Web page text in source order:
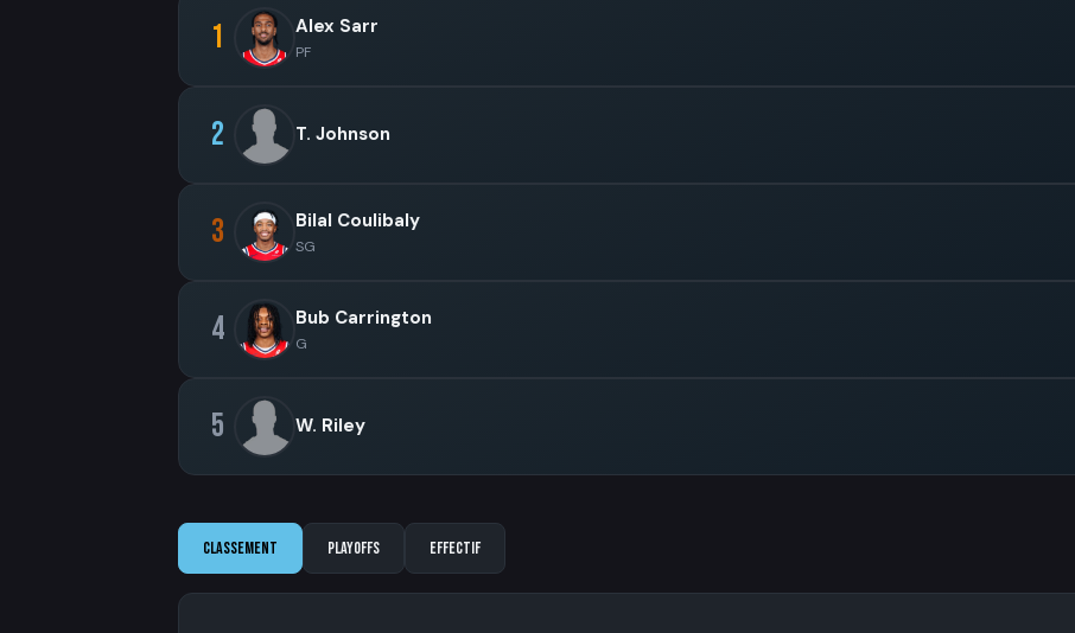
1 Alex Sarr
PF
2 T. Johnson
3 Bilal Coulibaly
SG
4 Bub Carrington
G
5 W. Riley
Classement Playoffs Effectif